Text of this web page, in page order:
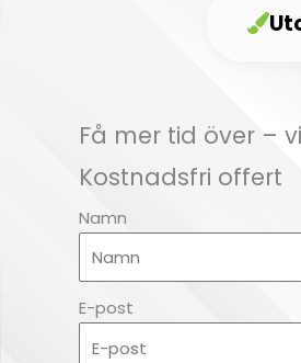
Få mer tid över –
Kostnadsfri offert
Namn
E-post